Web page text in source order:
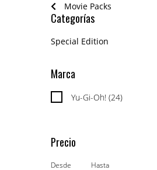
Movie Packs
Categorías
Special Edition
Marca
Yu-Gi-Oh! (24)
Precio
Desde Hasta